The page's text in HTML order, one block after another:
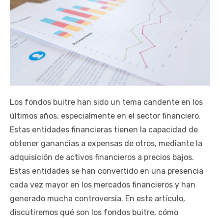
Los fondos buitre han sido un tema candente en los
últimos años, especialmente en el sector financiero.
Estas entidades financieras tienen la capacidad de
obtener ganancias a expensas de otros, mediante la
adquisición de activos financieros a precios bajos.
Estas entidades se han convertido en una presencia
cada vez mayor en los mercados financieros y han
generado mucha controversia. En este artículo,
discutiremos qué son los fondos buitre, cómo